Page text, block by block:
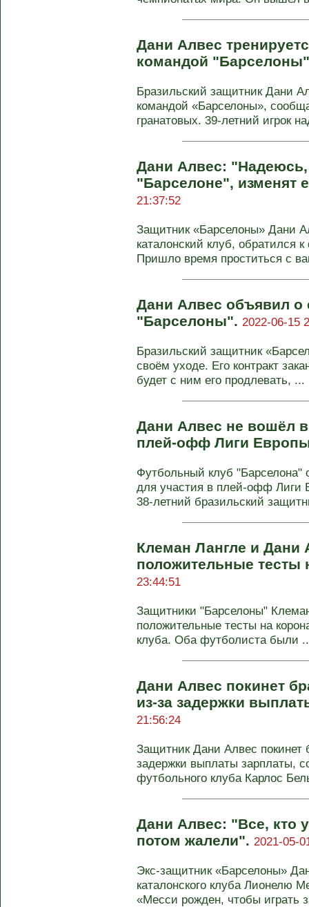
Дани Алвес
командой
Бразильский защитник Дани
командой «Барселоны»,
гранатовых. 39-летний игрок
Дани Алвес: "Надеюсь,
"Барселоне", изменят
21:37:52
Защитник «Барселоны» Дани
каталонский клуб, обратился
Пришло время проститься с
Дани Алвес объявил о
"Барселоны". 2022-06-15
Бразильский защитник
своём уходе. Его контракт
будет с ним его продлевать, ...
Дани Алвес не вошёл
плей-офф Лиги
Футбольный клуб "Барселона"
для участия в плей-офф Лиги
38-летний бразильский
Клеман Лангле и Дани
положительные тесты
23:44:51
Защитники "Барселоны"
положительные тесты на
клуба. Оба футболиста были
Дани Алвес покинет
из-за задержки
21:56:24
Защитник Дани Алвес покинет
задержки выплаты зарплаты,
футбольного клуба Карлос
Дани Алвес: "Все, кто
потом жалели". 2021-05-
Экс-защитник «Барселоны»
каталонского клуба Лионелю
«Месси рожден, чтобы играть